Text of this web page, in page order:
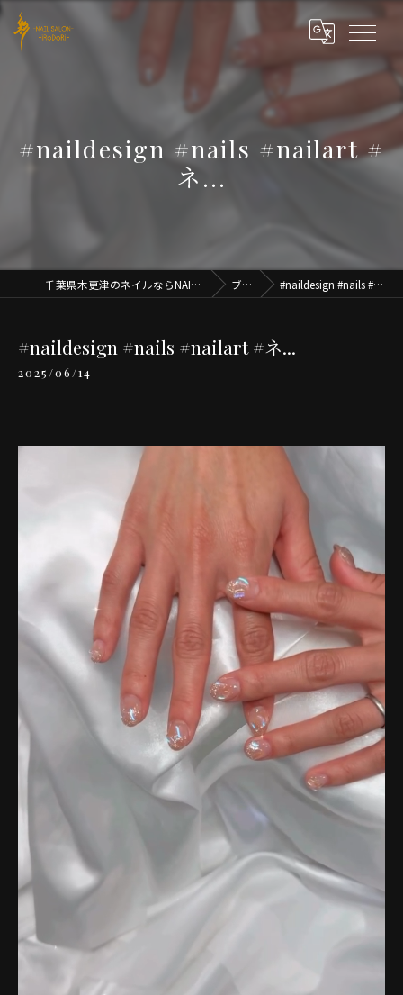
#naildesign #nails #nailart #
ネ...
千葉県木更津のネイルならNAIL SALON iRoDoRi ブログ #naildesign #nails #nailart #ネ...
#naildesign #nails #nailart #ネ...
2025/06/14